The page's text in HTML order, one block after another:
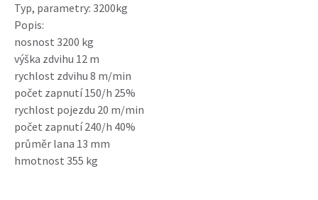
Typ, parametry: 3200kg
Popis:
nosnost 3200 kg
výška zdvihu 12 m
rychlost zdvihu 8 m/min
počet zapnutí 150/h 25%
rychlost pojezdu 20 m/min
počet zapnutí 240/h 40%
průměr lana 13 mm
hmotnost 355 kg